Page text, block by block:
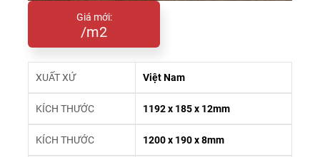
Giá mới:
/m2
XUẤT XỨ Việt Nam
KÍCH THƯỚC 1192 x 185 x 12mm
KÍCH THƯỚC 1200 x 190 x 8mm